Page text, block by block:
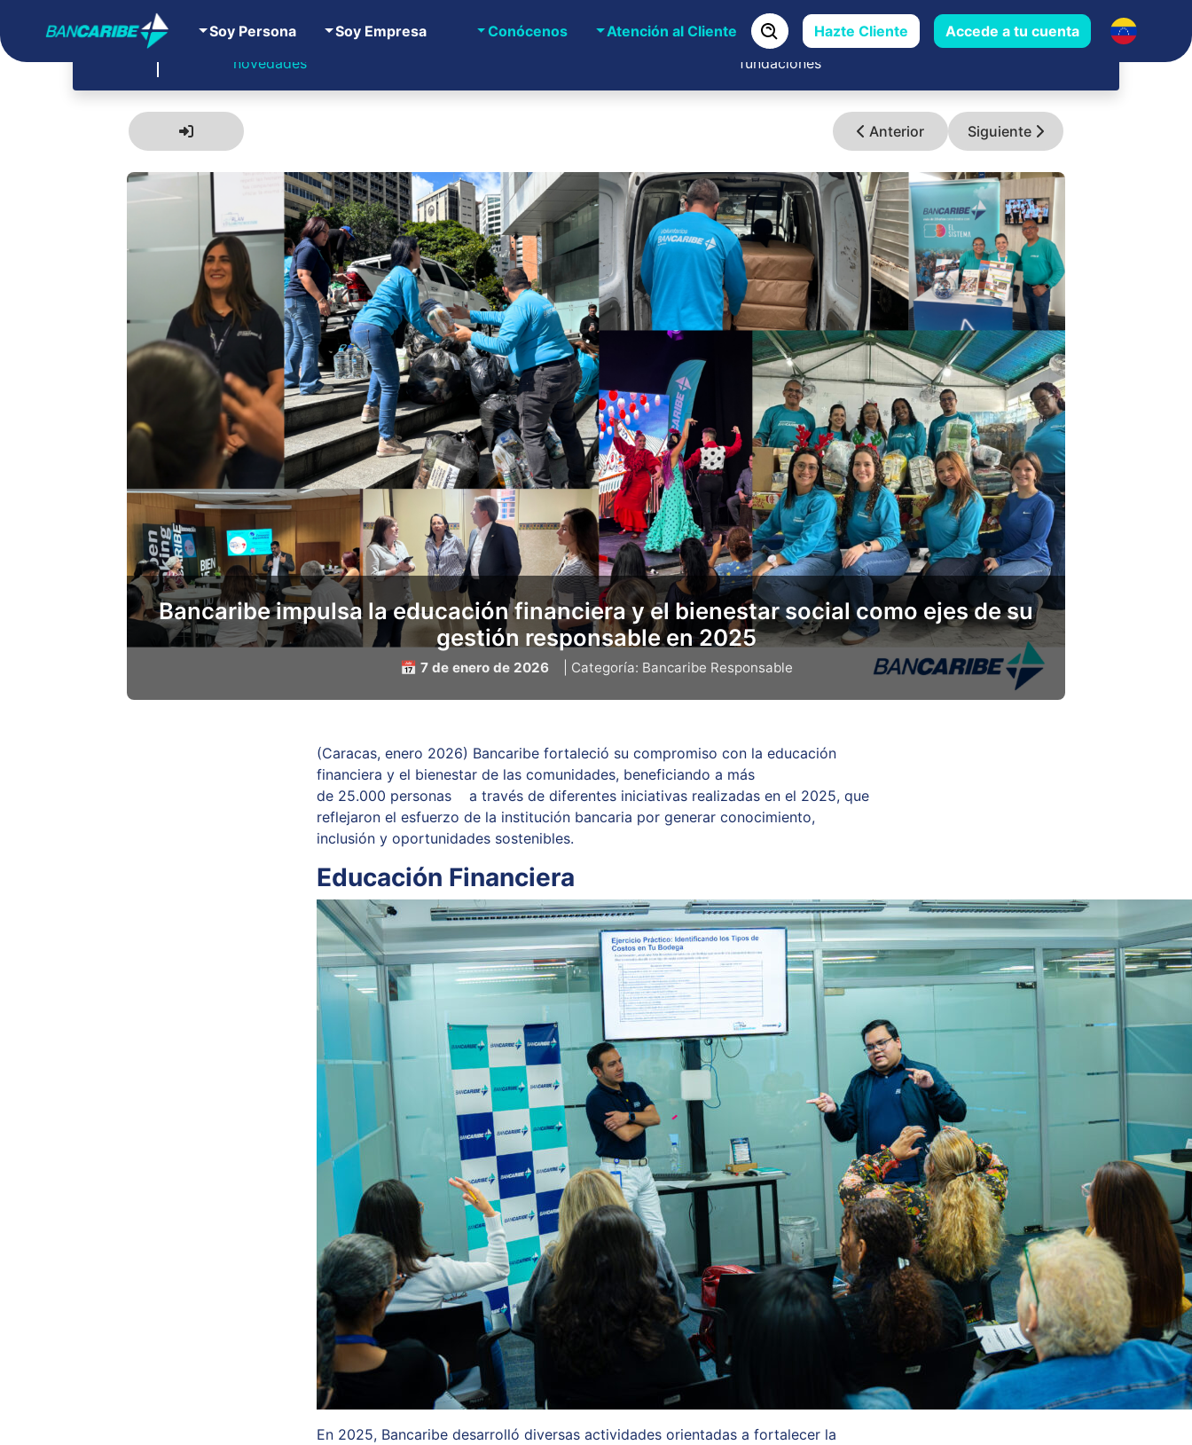
Soy Persona Soy Empresa Conócenos Atención al Cliente Hazte Cliente Accede a tu cuenta
Todas las noticias y
novedades
Bancaribe y sus
fundaciones
Trayectoria Bancaribe
Anterior Siguiente
Bancaribe impulsa la educación financiera y el bienestar social como ejes de su
gestión responsable en 2025
📅 7 de enero de 2026 | Categoría: Bancaribe Responsable
(Caracas, enero 2026) Bancaribe fortaleció su compromiso con la educación
financiera y el bienestar de las comunidades, beneficiando a más
de 25.000 personas a través de diferentes iniciativas realizadas en el 2025, que
reflejaron el esfuerzo de la institución bancaria por generar conocimiento,
inclusión y oportunidades sostenibles.
Educación Financiera
En 2025, Bancaribe desarrolló diversas actividades orientadas a fortalecer la